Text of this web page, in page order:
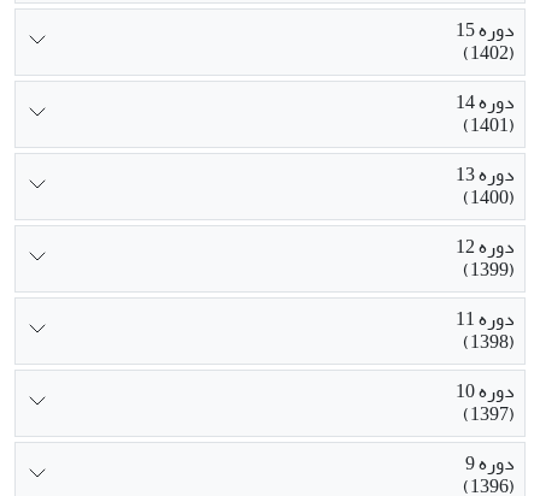
دوره 15
(1402)
دوره 14
(1401)
دوره 13
(1400)
دوره 12
(1399)
دوره 11
(1398)
دوره 10
(1397)
دوره 9
(1396)